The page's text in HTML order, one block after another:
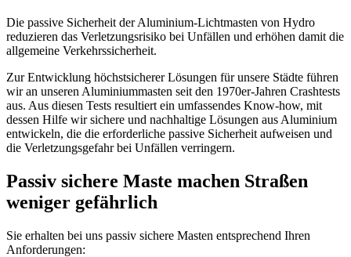
Die passive Sicherheit der Aluminium-Lichtmasten von Hydro
reduzieren das Verletzungsrisiko bei Unfällen und erhöhen damit die
allgemeine Verkehrssicherheit.
Zur Entwicklung höchstsicherer Lösungen für unsere Städte führen
wir an unseren Aluminiummasten seit den 1970er-Jahren Crashtests
aus. Aus diesen Tests resultiert ein umfassendes Know-how, mit
dessen Hilfe wir sichere und nachhaltige Lösungen aus Aluminium
entwickeln, die die erforderliche passive Sicherheit aufweisen und
die Verletzungsgefahr bei Unfällen verringern.
Passiv sichere Maste machen Straßen
weniger gefährlich
Sie erhalten bei uns passiv sichere Masten entsprechend Ihren
Anforderungen: